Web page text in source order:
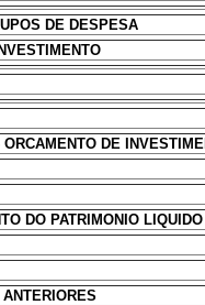
DE DESPESA
DE
DO PATRIMONIO LIQUIDO